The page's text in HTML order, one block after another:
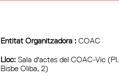
Entitat Organitzadora :COAC
Lloc:Sala d'actes del COAC-Vic (Pl.
Bisbe Oliba, 2)